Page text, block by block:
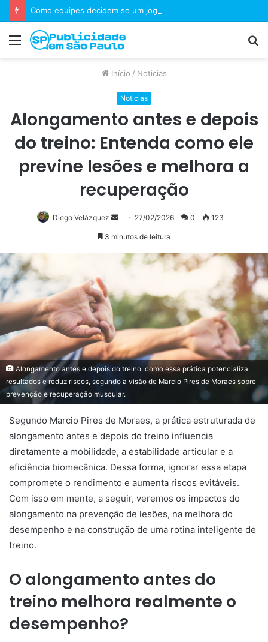
Menu
Início / Noticias
Noticias
Alongamento antes e depois
do treino: Entenda como ele
previne lesões e melhora a
recuperação
Diego Velázquez
Mande
mail
27/02/2026 0 123
3 minutos de leitura
Alongamento antes e depois do treino: como essa prática potencializa
resultados e reduz riscos, segundo a visão de Marcio Pires de Moraes sobre
prevenção e recuperação muscular.
Segundo Marcio Pires de Moraes, a prática estruturada de
alongamento antes e depois do treino influencia
diretamente a mobilidade, a estabilidade articular e a
eficiência biomecânica. Dessa forma, ignorar essa etapa
compromete o rendimento e aumenta riscos evitáveis.
Com isso em mente, a seguir, veremos os impactos do
alongamento na prevenção de lesões, na melhora do
desempenho e na construção de uma rotina inteligente de
treino.
O alongamento antes do
treino melhora realmente o
desempenho?